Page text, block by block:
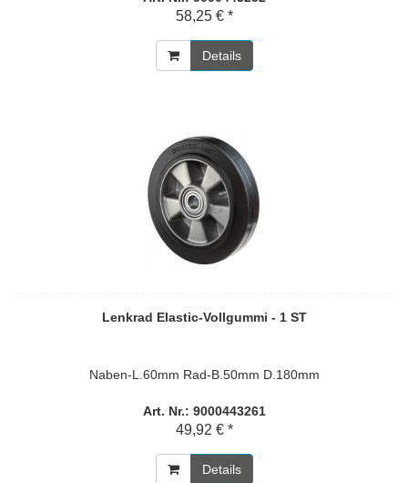
58,25 € *
Details
Lenkrad Elastic-Vollgummi - 1 ST
Naben-L.60mm Rad-B.50mm D.180mm
Art. Nr.: 9000443261
49,92 € *
Details